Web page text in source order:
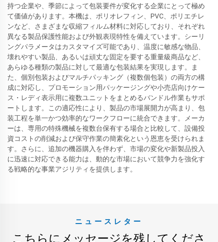
持つ企業や、季節によって包装要件が変化する企業にとって極め
て価値があります。本機は、ポリオレフィン、PVC、ポリエチレ
ンなど、さまざまな収縮フィルム材料に対応しており、それぞれ
異なる製品保護性能および外観表現特性を備えています。シーリ
ングパラメータはカスタマイズ可能であり、温度に敏感な物品、
壊れやすい製品、あるいは頑丈な固定を要する重量級商品など、
あらゆる種類の製品に対して最適な包装結果を実現します。ま
た、個別包装およびマルチパッキング（複数個包装）の両方の構
成に対応し、プロモーション用パッケージングや小売店向けケー
ス・レディ表示用に複数ユニットをまとめるバンドル作業もサポ
ートします。この適応性により、製品の市場展開力が高まり、包
装工程を単一かつ効率的なワークフローに統合できます。メーカ
ーは、専用の特殊機械を複数台保有する場合と比較して、設備投
資コストの削減および保守作業の簡素化という恩恵を受けられま
す。さらに、追加の機器購入を伴わず、市場の変化や新製品投入
に迅速に対応できる能力は、動的な市場において競争力を強化す
る戦略的な事業アジリティを提供します。
ニュースレター
こちらにメッセージを残してくださ